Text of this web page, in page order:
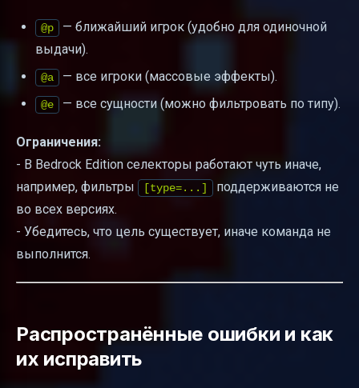
@p
— ближайший игрок (удобно для одиночной
выдачи).
@a — все игроки (массовые эффекты).
@e — все сущности (можно фильтровать по типу).
Ограничения:
- В Bedrock Edition селекторы работают чуть иначе,
например, фильтры
[type=...]
поддерживаются не
во всех версиях.
- Убедитесь, что цель существует, иначе команда не
выполнится.
Распространённые ошибки и как
их исправить